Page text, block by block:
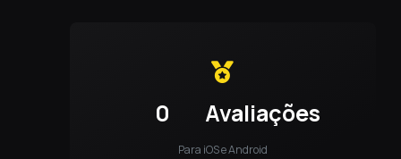
0 Avaliações
Para iOS e Android